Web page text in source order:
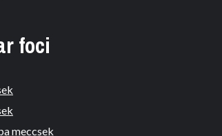
foci
meccsek